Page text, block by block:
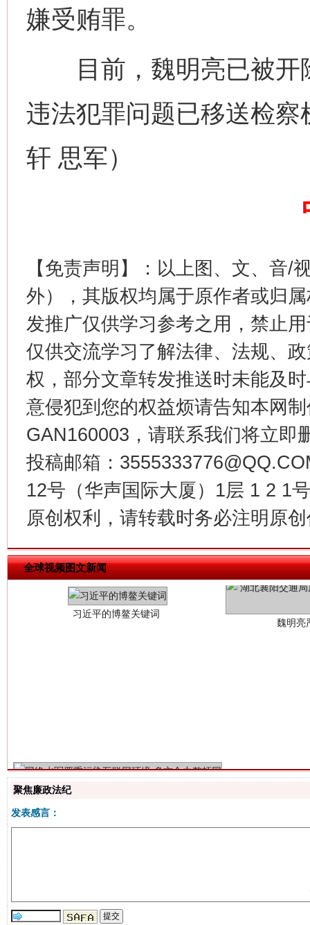
嫌受贿罪。
目前，魏明亮已被开
违法犯罪问题已移送检
轩 思军）
【免责声明】：以上图、文、音/
外），其版权均属于原作者或归
发推广仅供学习参考之用，禁止
仅供交流学习了解法律、法规、
权，部分文章转发推送时未能及
意侵犯到您的权益烦请告知本网
GAN160003，请联系我们将立即
投稿邮箱：
12号（华声国际大厦）1层 1 2 1
原创权利，请转载时务必注明原
全球视频图文新闻
这是一记警钟！
在谋一域中谋全局
今
聚焦廉政法纪
发表感言：